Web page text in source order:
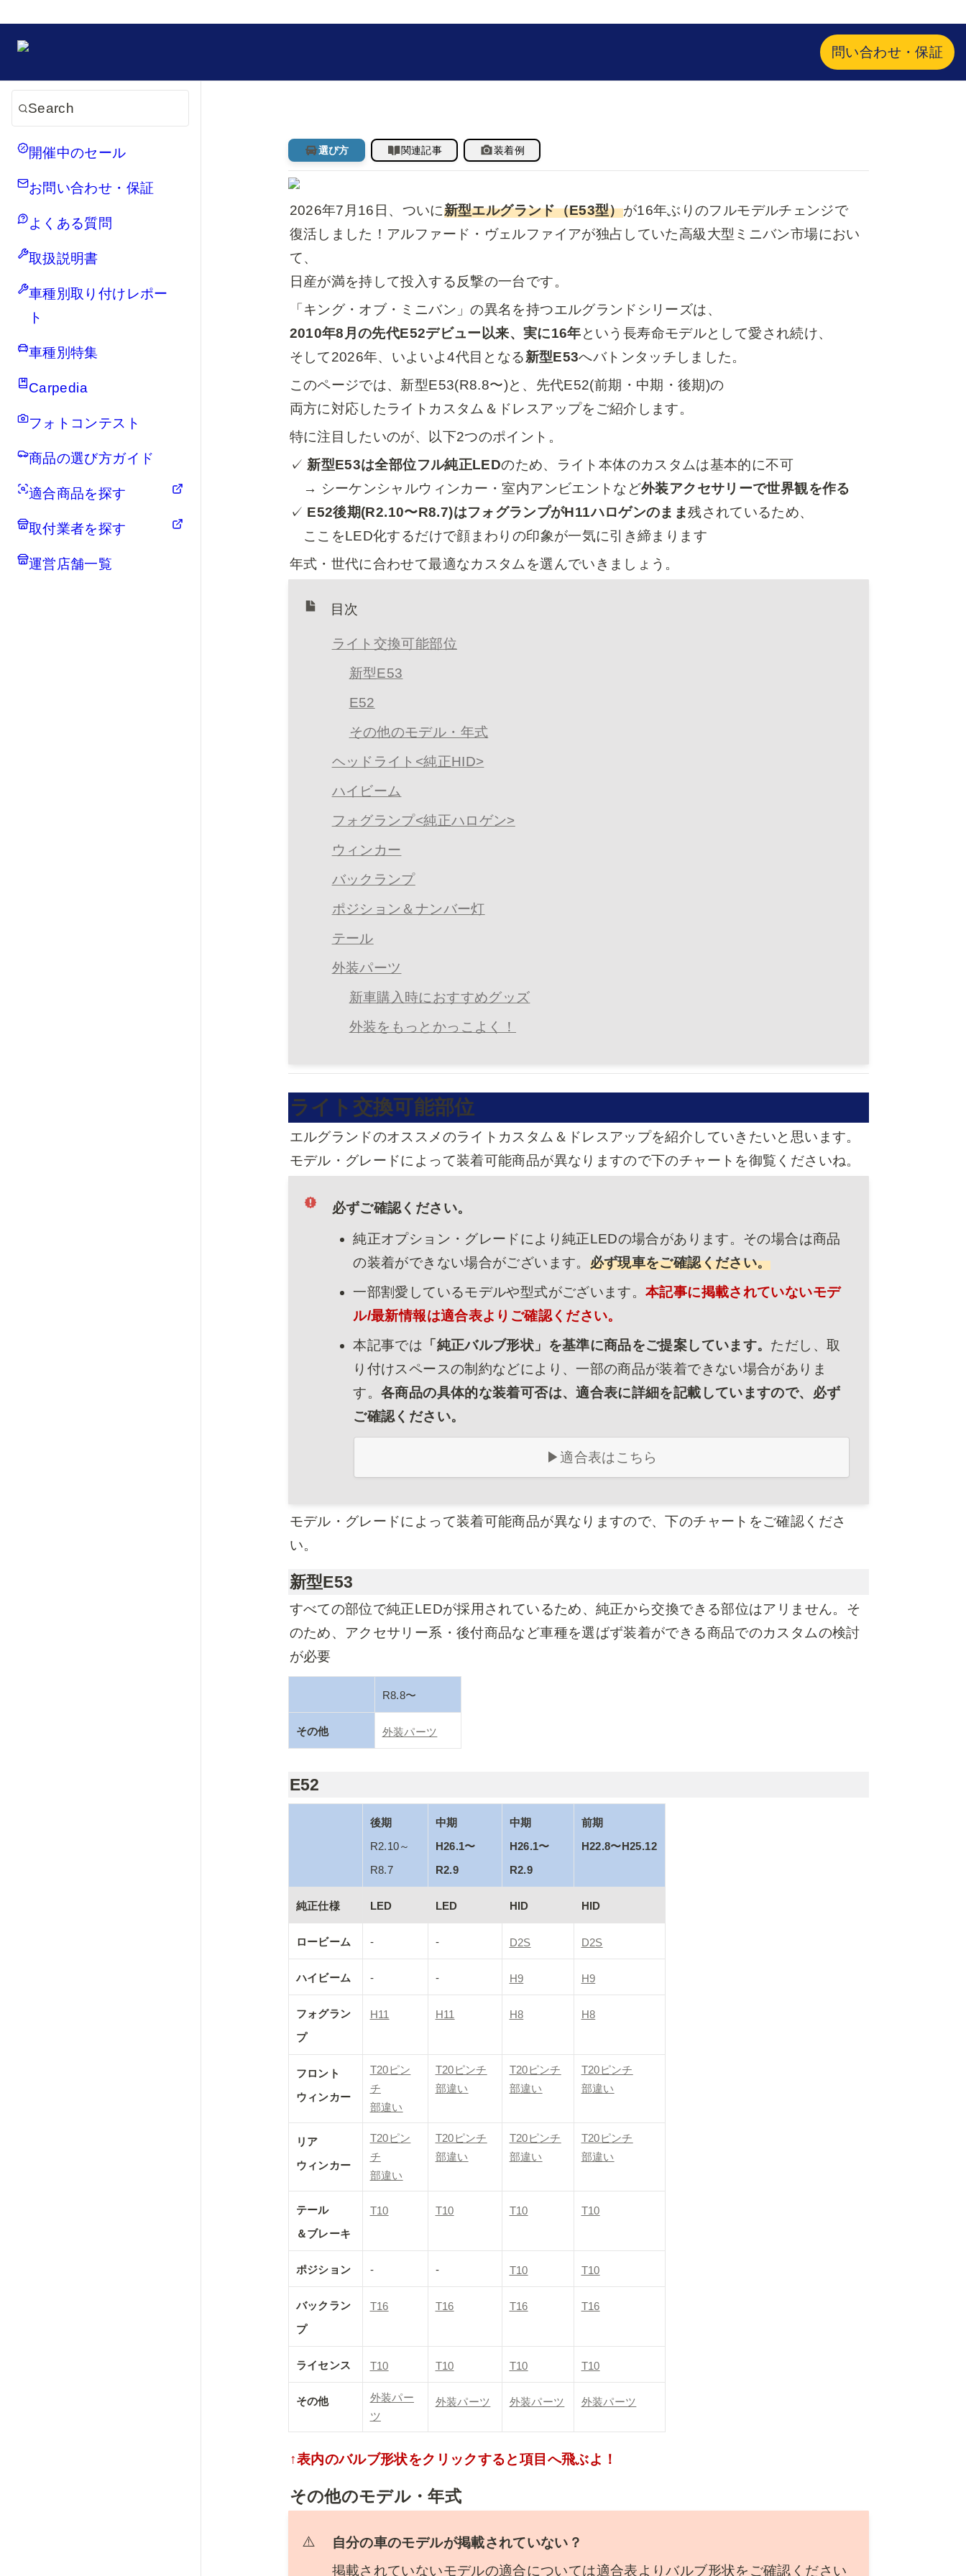
問い合わせ・保証
Search
開催中のセール
お問い合わせ・保証
よくある質問
取扱説明書
車種別取り付けレポー
ト
車種別特集
Carpedia
フォトコンテスト
商品の選び方ガイド
適合商品を探す
取付業者を探す
運営店舗一覧
選び方 関連記事 装着例
2026年7月16日、ついに新型エルグランド（E53型）が16年ぶりのフルモデルチェンジで
復活しました！アルファード・ヴェルファイアが独占していた高級大型ミニバン市場におい
て、
日産が満を持して投入する反撃の一台です。
2010年8月の先代E52デビュー以来、実に16年という長寿命モデルとして愛され続け、
そして2026年、いよいよ4代目となる新型E53へバトンタッチしました。
このページでは、新型E53(R8.8〜)と、先代E52(前期・中期・後期)の
両方に対応したライトカスタム＆ドレスアップをご紹介します。
特に注目したいのが、以下2つのポイント。
✓ 新型E53は全部位フル純正LEDのため、ライト本体のカスタムは基本的に不可
→ シーケンシャルウィンカー・室内アンビエントなど外装アクセサリーで世界観を作る
✓ E52後期(R2.10〜R8.7)はフォグランプがH11ハロゲンのまま残されているため、
ここをLED化するだけで顔まわりの印象が一気に引き締まります
年式・世代に合わせて最適なカスタムを選んでいきましょう。
目次
ライト交換可能部位
新型E53
E52
その他のモデル・年式
ヘッドライト<純正HID>
ハイビーム
フォグランプ<純正ハロゲン>
ウィンカー
バックランプ
ポジション＆ナンバー灯
テール
外装パーツ
新車購入時におすすめグッズ
外装をもっとかっこよく！
ライト交換可能部位
エルグランドのオススメのライトカスタム＆ドレスアップを紹介していきたいと思います。
モデル・グレードによって装着可能商品が異なりますので下のチャートを御覧くださいね。
必ずご確認ください。
純正オプション・グレードにより純正LEDの場合があります。その場合は商品
の装着ができない場合がございます。 必ず現車をご確認ください。
一部割愛しているモデルや型式がございます。本記事に掲載されていないモデ
ル/最新情報は適合表よりご確認ください。
本記事では
「純正バルブ形状」を基準に商品をご提案しています。 ただし、取
り付けスペースの制約などにより、一部の商品が装着できない場合がありま
す。各商品の具体的な装着可否は、適合表に詳細を記載していますので、必ず
ご確認ください。
▶適合表はこちら
モデル・グレードによって装着可能商品が異なりますので、下のチャートをご確認くださ
い。
新型E53
すべての部位で純正LEDが採用されているため、純正から交換できる部位はアリません。そ
のため、アクセサリー系・後付商品など車種を選ばず装着ができる商品でのカスタムの検討
が必要
R8.8〜
その他 外装パーツ
E52
R2.10～
R8.7
中期
H26.1〜
R2.9
中期
H26.1〜
R2.9
前期
H22.8〜H25.12
純正仕様 LED LED HID HID
ロービーム - - D2S D2S
ハイビーム - - H9 H9
フォグラン
プ
H11 H11 H8 H8
フロント
ウィンカー
T20ピン
チ
部違い
T20ピンチ
部違い
T20ピンチ
部違い
T20ピンチ
部違い
リア
ウィンカー
T20ピン
チ
部違い
T20ピンチ
部違い
T20ピンチ
部違い
T20ピンチ
部違い
テール
＆ブレーキ
T10 T10 T10 T10
ポジション - - T10 T10
バックラン
プ
T16 T16 T16 T16
ライセンス T10 T10 T10 T10
その他
外装パー
ツ
外装パーツ 外装パーツ 外装パーツ
↑表内のバルブ形状をクリックすると項目へ飛ぶよ！
その他のモデル・年式
⚠️
自分の車のモデルが掲載されていない？
掲載されていないモデルの適合については適合表よりバルブ形状をご確認ください